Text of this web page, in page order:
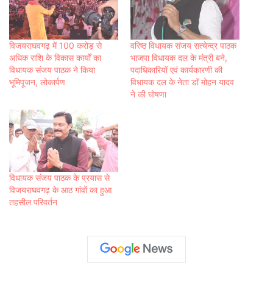
विजयराघवगढ़ में 100 करोड़ से
अधिक राशि के विकास कार्यों का
विधायक संजय पाठक ने किया
भूमिपूजन, लोकार्पण
वरिष्ठ विधायक संजय सत्येन्द्र पाठक
भाजपा विधायक दल के मंत्री बने,
पदाधिकारियों एवं कार्यकारणी की
विधायक दल के नेता डॉ मोहन यादव
ने की घोषणा
विधायक संजय पाठक के प्रयास से
विजयराघवगढ़ के आठ गांवों का हुआ
तहसील परिवर्तन